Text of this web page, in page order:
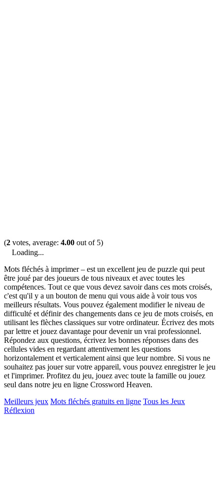
(2 votes, average: 4.00 out of 5)
Loading...
Mots fléchés à imprimer – est un excellent jeu de puzzle qui peut
être joué par des joueurs de tous niveaux et avec toutes les
compétences. Tout ce que vous devez savoir dans ces mots croisés,
c'est qu'il y a un bouton de menu qui vous aide à voir tous vos
meilleurs résultats. Vous pouvez également modifier le niveau de
difficulté et définir des changements dans ce jeu de mots croisés, en
utilisant les flèches classiques sur votre ordinateur. Écrivez des mots
par lettre et jouez davantage pour devenir un vrai professionnel.
Répondez aux questions, écrivez les bonnes réponses dans des
cellules vides en regardant attentivement les questions
horizontalement et verticalement ainsi que leur nombre. Si vous ne
souhaitez pas jouer sur votre appareil, vous pouvez enregistrer le jeu
et l'imprimer. Profitez du jeu, jouez avec toute la famille ou jouez
seul dans notre jeu en ligne Crossword Heaven.
Meilleurs jeux Mots fléchés gratuits en ligne Tous les Jeux
Réflexion